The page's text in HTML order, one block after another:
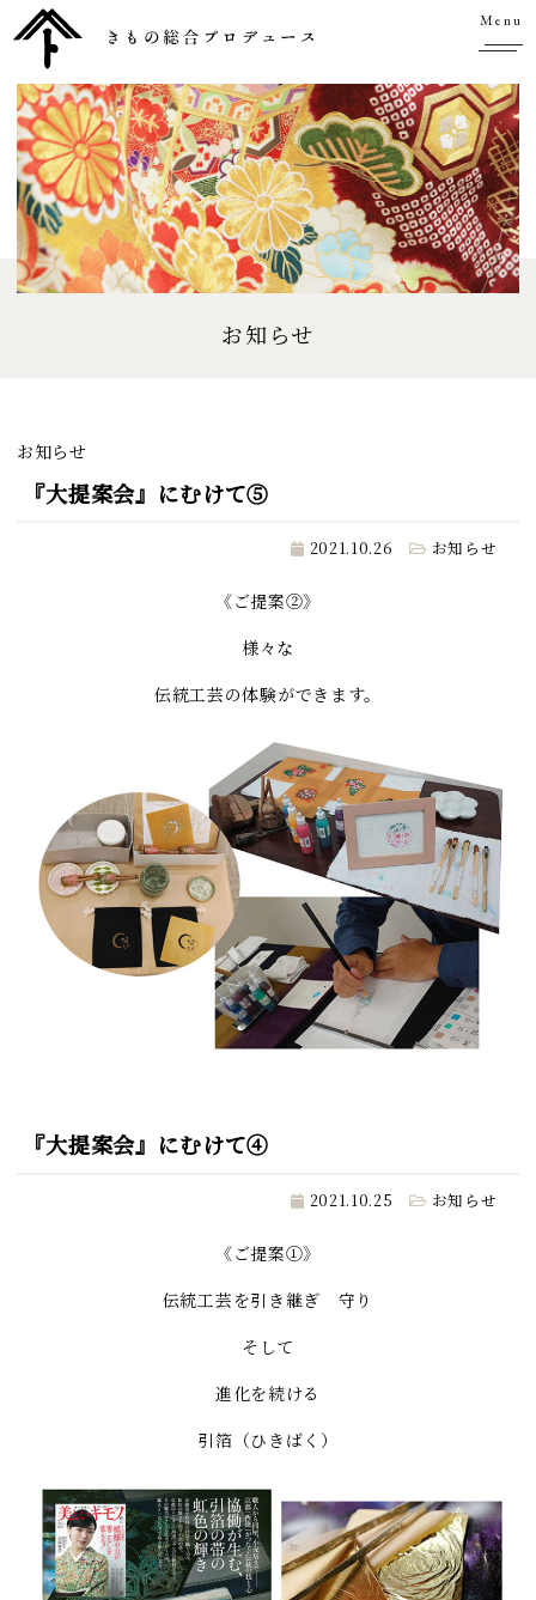
Menu
お知らせ
お知らせ
『大提案会』にむけて⑤
2021.10.26 お知らせ
《ご提案②》
様々な
伝統工芸の体験ができます。
『大提案会』にむけて④
2021.10.25 お知らせ
《ご提案①》
伝統工芸を引き継ぎ 守り
そして
進化を続ける
引箔（ひきばく）